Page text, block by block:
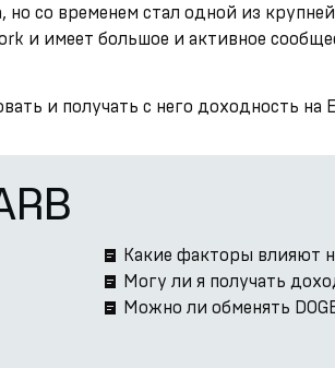
но со временем стал одной из
и имеет большое и активное
и получать с него доходность на
Какие факторы влияют
Могу ли я получать
Можно ли обменять